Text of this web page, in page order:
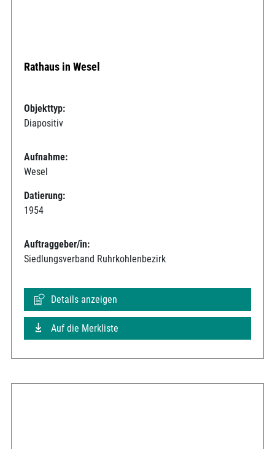
Rathaus in Wesel
Objekttyp:
Diapositiv
Aufnahme:
Wesel
Datierung:
1954
Auftraggeber/in:
Siedlungsverband Ruhrkohlenbezirk
Details anzeigen
Auf die Merkliste